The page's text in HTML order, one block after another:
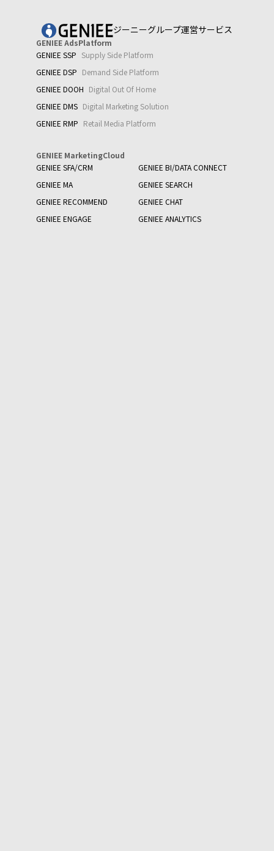
ジーニーグループ運営サービス
GENIEE AdsPlatform
GENIEE SSP Supply Side Platform
GENIEE DSP Demand Side Platform
GENIEE DOOH Digital Out Of Home
GENIEE DMS Digital Marketing Solution
GENIEE RMP Retail Media Platform
GENIEE MarketingCloud
GENIEE SFA/CRM
GENIEE BI/DATA CONNECT
GENIEE MA
GENIEE SEARCH
GENIEE RECOMMEND
GENIEE CHAT
GENIEE ENGAGE
GENIEE ANALYTICS